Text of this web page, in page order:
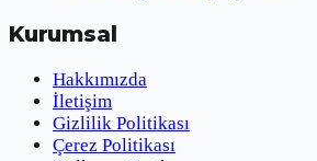
Kurumsal
Hakkımızda
İletişim
Gizlilik Politikası
Çerez Politikası